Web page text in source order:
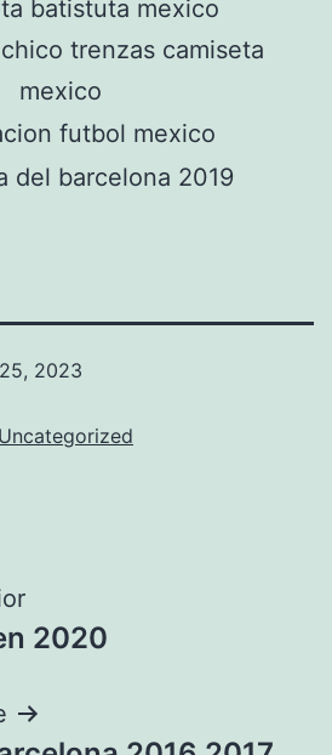
2023
Uncategorized
2020